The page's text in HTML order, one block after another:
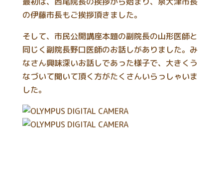
の伊藤市長もご挨拶頂きました。
そして、市民公開講座本題の副院長の山形医師と
同じく副院長野口医師のお話しがありました。み
なさん興味深いお話しであった様子で、大きくう
なづいて聞いて頂く方がたくさんいらっしゃいま
した。